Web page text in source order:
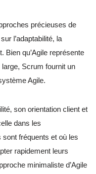
précieuses de
l’adaptabilité, la
Bien qu’Agile représente
Scrum fournit un
Agile.
son orientation client et
dans les
fréquents et où les
rapidement leurs
minimaliste d’Agile